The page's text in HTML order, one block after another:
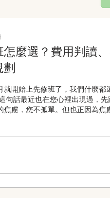
怎麼選？費用判讀
劃
就開始上先修班了，我們什麼
句話最近也在您心裡出現過，
焦慮，您不孤單。但也正因為焦
麼看、七上到底在學什麼，一次
看孩子，再看課表 國一先修班